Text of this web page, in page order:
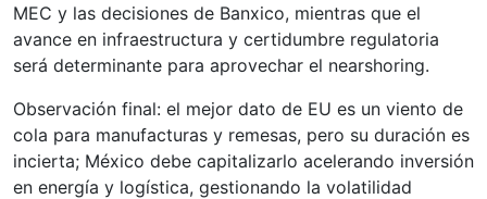
MEC y las decisiones de Banxico, mientras que el
avance en infraestructura y certidumbre regulatoria
será determinante para aprovechar el nearshoring.
Observación final: el mejor dato de EU es un viento de
cola para manufacturas y remesas, pero su duración es
incierta; México debe capitalizarlo acelerando inversión
en energía y logística, gestionando la volatilidad